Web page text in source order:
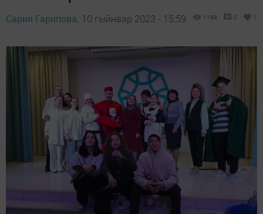
Сәрия Гарипова, 10 гыйнвар 2023 - 15:59 1169 0 1